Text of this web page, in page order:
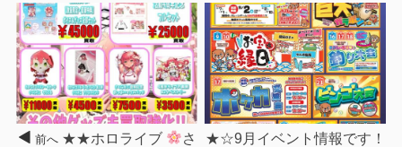
前へ ★★ホロライブ
さ
★☆9月イベント情報です！